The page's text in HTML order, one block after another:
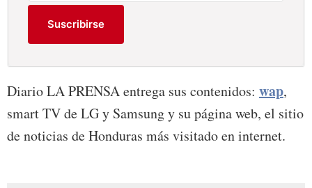
Suscribirse
Diario LA PRENSA entrega sus contenidos: wap,
smart TV de LG y Samsung y su página web, el sitio
de noticias de Honduras más visitado en internet.